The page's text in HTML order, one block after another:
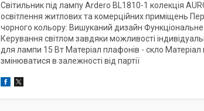
Світильник під лампу Ardero BL1810-1 колекція
освітлення житлових та комерційних приміщень
чорного кольору: Вишуканий дизайн
Керування світлом завдяки можливості
для лампи 15 Вт Матеріал плафонів - скло Матеріал
змінюватися в залежності від партії